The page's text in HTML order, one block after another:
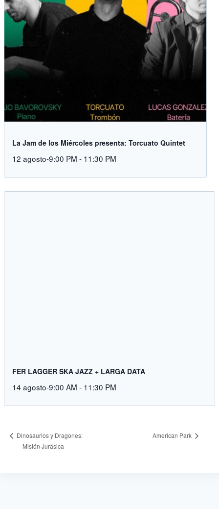
La Jam de los Miércoles presenta: Torcuato Quintet
12 agosto-9:00 PM - 11:30 PM
FER LAGGER SKA JAZZ + LARGA DATA
14 agosto-9:00 AM - 11:30 PM
Dinosaurios y Dragones:
Misión Jurásica
American Park